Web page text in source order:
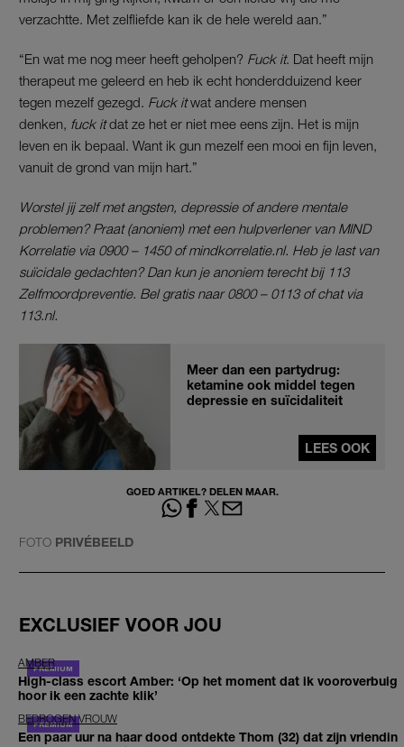
verzachtte. Met zelfliefde kan ik de hele wereld aan.”
“En wat me nog meer heeft geholpen? Fuck it. Dat heeft mijn
therapeut me geleerd en heb ik echt honderdduizend keer
tegen mezelf gezegd. Fuck itwat andere mensen
denken,
fuck itdat ze het er niet mee eens zijn. Het is mijn
leven en ik bepaal. Want ik gun mezelf een mooi en fijn leven,
vanuit de grond van mijn hart.”
Worstel jij zelf met angsten, depressie of andere mentale
problemen? Praat (anoniem) met een hulpverlener van MIND
Korrelatie via 0900 – 1450 of mindkorrelatie.nl. Heb je last van
suïcidale gedachten? Dan kun je anoniem terecht bij 113
Zelfmoordpreventie. Bel gratis naar 0800 – 0113 of chat via
113.nl.
Meer dan een partydrug:
ketamine ook middel tegen
depressie en suïcidaliteit
LEES OOK
GOED ARTIKEL? DELEN MAAR.
FOTO PRIVÉBEELD
EXCLUSIEF VOOR JOU
AMBER
High-class escort Amber: ‘Op het moment dat ik vooroverbuig
hoor ik een zachte klik’
BEDROGEN VROUW
Een paar uur na haar dood ontdekte Thom (32) dat zijn vriendin